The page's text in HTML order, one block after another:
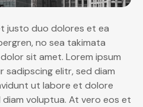
justo duo dolores et ea
no sea takimata
sit amet. Lorem ipsum
elitr, sed diam
ut labore et dolore
voluptua. At vero eos et